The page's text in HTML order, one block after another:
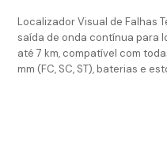
Localizador Visual de Falhas
saída de onda contínua para
até 7 km, compatível com
mm (FC, SC, ST), baterias e